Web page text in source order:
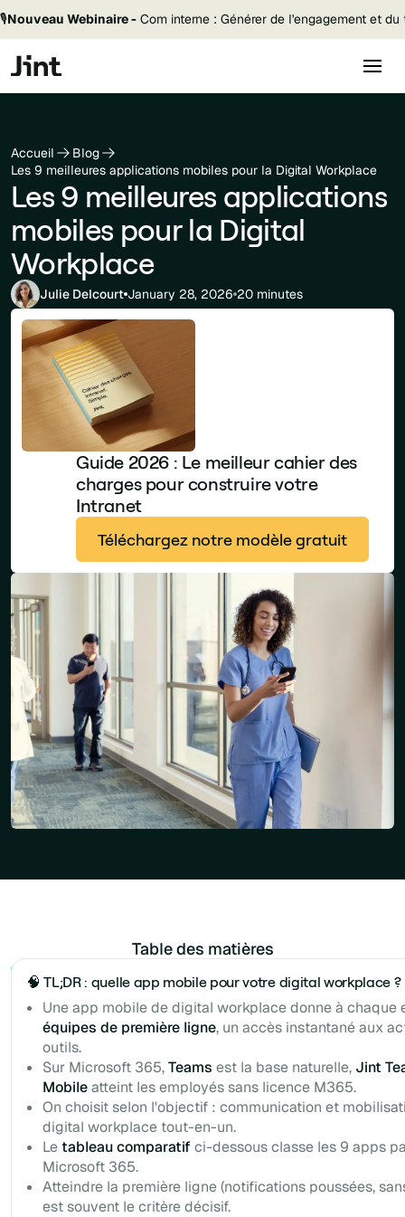
🎙️Nouveau Webinaire - Com interne : Générer de l'engagement et
Accueil
Blog
Les 9 meilleures applications mobiles pour la Digital Workplace
Les 9 meilleures applications
mobiles pour la Digital
Workplace
Julie Delcourt January 28, 2026 20 minutes
Guide 2026 : Le meilleur cahier des
charges pour construire votre
Intranet
Téléchargez notre modèle gratuit
Table des matières
🧠 TL;DR : quelle app mobile pour votre digital workplace ?
Une app mobile de digital workplace donne à chaque
équipes de première ligne, un accès instantané aux
outils.
Sur Microsoft 365,Teams est la base naturelle, Jint
Mobileatteint les employés sans licence M365.
On choisit selon l'objectif : communication et
digital workplace tout-en-un.
Letableau comparatif ci-dessous classe les 9 apps
Microsoft 365.
Atteindre la première ligne (notifications poussées,
est souvent le critère décisif.